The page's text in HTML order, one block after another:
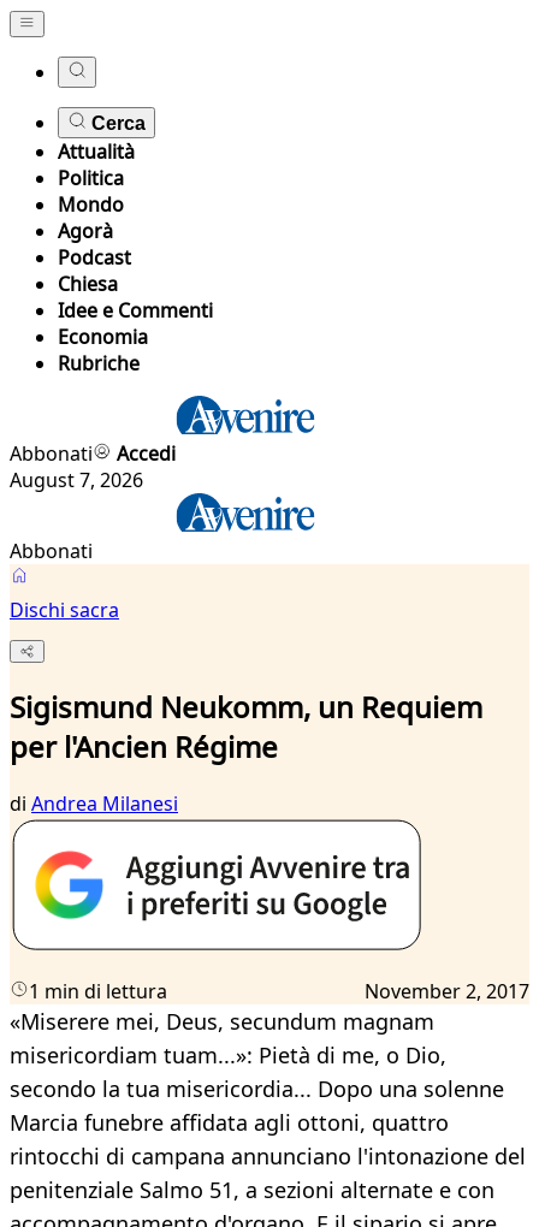
Cerca
Attualità
Politica
Mondo
Agorà
Podcast
Chiesa
Idee e Commenti
Economia
Rubriche
Abbonati
Accedi
August 7, 2026
Abbonati
Dischi sacra
Sigismund Neukomm, un Requiem
per l'Ancien Régime
di Andrea Milanesi
1 min di lettura November 2, 2017
«Miserere mei, Deus, secundum magnam
misericordiam tuam...»: Pietà di me, o Dio,
secondo la tua misericordia... Dopo una solenne
Marcia funebre affidata agli ottoni, quattro
rintocchi di campana annunciano l'intonazione del
penitenziale Salmo 51, a sezioni alternate e con